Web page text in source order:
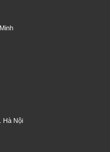
Hà Nội